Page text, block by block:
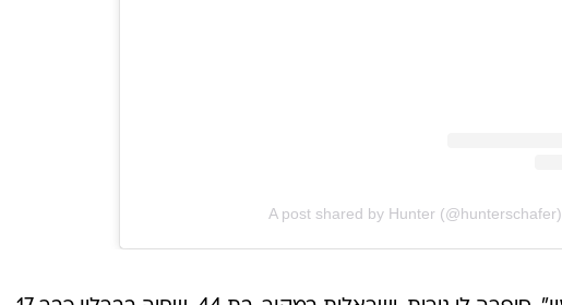
A post shared by Hunter (@hunterschafer)